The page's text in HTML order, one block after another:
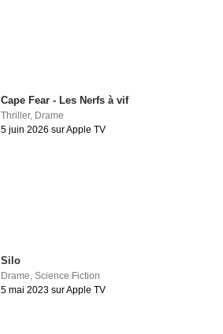
Cape Fear - Les Nerfs à vif
Thriller, Drame
5 juin 2026 sur Apple TV
Silo
Drame ,Science Fiction
5 mai 2023 sur Apple TV